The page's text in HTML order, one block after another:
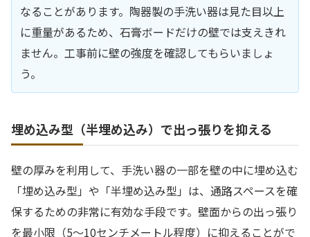
なることがあります。陶器製の手洗い器は見た目以上
に重量があるため、石膏ボードだけの壁では支えきれ
ません。工事前に壁の強度を確認してもらいましょ
う。
埋め込み型（半埋め込み）で出っ張りを抑える
壁の厚みを利用して、手洗い器の一部を壁の中に埋め込む
「埋め込み型」や「半埋め込み型」は、通路スペースを確
保するための非常に有効な手段です。壁面からの出っ張り
を最小限（5〜10センチメートル程度）に抑えることがで